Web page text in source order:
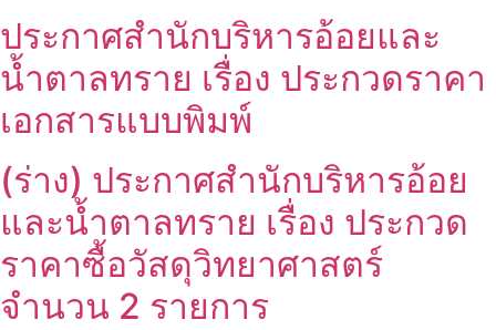
ประกาศสำนักบริหารอ้อยและ
น้ำตาลทราย เรื่อง ประกวดราคา
เอกสารแบบพิมพ์
(ร่าง) ประกาศสำนักบริหารอ้อย
และน้ำตาลทราย เรื่อง ประกวด
ราคาซื้อวัสดุวิทยาศาสตร์
จำนวน 2 รายการ